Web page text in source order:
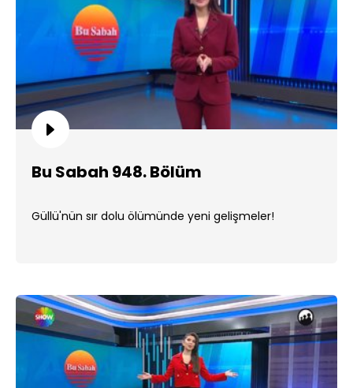
Bu Sabah 948. Bölüm
Güllü'nün sır dolu ölümünde yeni gelişmeler!